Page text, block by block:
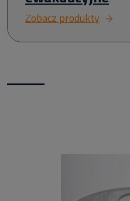
Zobacz produkty